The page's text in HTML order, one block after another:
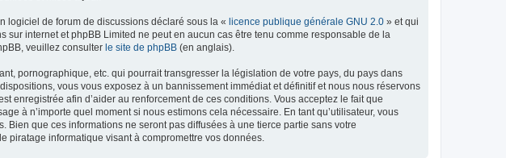
logiciel de forum de discussions déclaré sous la « licence publique générale GNU 2.0 » et qui
internet et phpBB Limited ne peut en aucun cas être tenu comme responsable de la
veuillez consulter le site de phpBB (en anglais).
pornographique, etc. qui pourrait transgresser la législation de votre pays, du pays dans
vous vous exposez à un bannissement immédiat et définitif et nous nous réservons
enregistrée afin d’aider au renforcement de ces conditions. Vous acceptez le fait que
à n’importe quel moment si nous estimons cela nécessaire. En tant qu’utilisateur, vous
que ces informations ne seront pas diffusées à une tierce partie sans votre
piratage informatique visant à compromettre vos données.